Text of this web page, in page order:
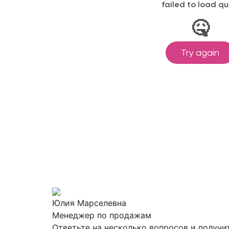
Юлия Марселевна
Менеджер по продажам